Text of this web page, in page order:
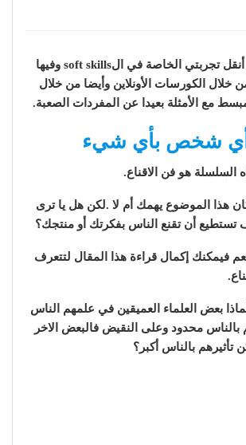
هذه السلسلة أنقل تجربتي الخاصة في الsoft skills وفيها
خلال الكورسات الأونلاين وأيضا من خلال
مع الأمثلة بعيدا عن المفردات الصعبة.
أي شخص بأي شيء
السلسلة هو فن الاقناع.
هذا الموضوع يهمك أم لا .لكن هل يا ترى
تستطيع أن تقنع الناس بفكرتك أو منتجك؟
فيمكنك إكمال قراءة هذا المقال لتتعرف
بعض العلماء العميقين في علمهم الناس
بالناس محدود وعلى النقيض فالبعض الاخر
بالناس أكبر؟